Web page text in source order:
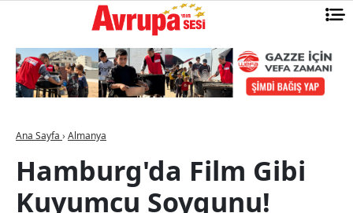
Ana Sayfa › Almanya
Hamburg'da Film Gibi
Kuyumcu Soygunu!